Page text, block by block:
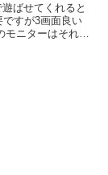
ばせてくれると
ニターはそれほ